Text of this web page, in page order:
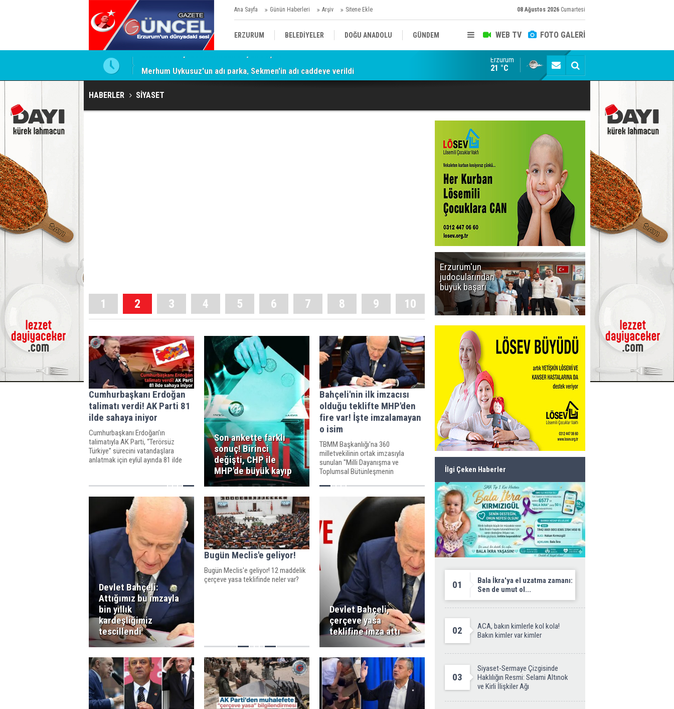
Ana Sayfa Günün Haberleri Arşiv Sitene Ekle 08 Ağustos 2026 Cumartesi
WEB TV FOTO GALERİ
ERZURUM BELEDİYELER DOĞU ANADOLU GÜNDEM
Merhum Uykusuz'un adı parka, Sekmen'in adı caddeye verildi Konuşanlar'a katıldı, söyledikleri başına iş açtı!
Erzurum
21 °C
HABERLER SİYASET
1 2 3 4 5 6 7 8 9 10
Cumhurbaşkanı Erdoğan
talimatı verdi! AK Parti 81
ilde sahaya iniyor
Cumhurbaşkanı Erdoğan’ın
talimatıyla AK Parti, “Terörsüz
Türkiye” sürecini vatandaşlara
anlatmak için eylül ayında 81 ilde
mağaraların boşaltılması ve lojistik
malzemelerin teslim edilmesi
Son ankette farklı
sonuç! Birinci
değişti, CHP ile
MHP'de büyük kayıp
Bahçeli'nin ilk imzacısı
olduğu teklifte MHP'den
fire var! İşte imzalamayan
o isim
TBMM Başkanlığı'na 360
milletvekilinin ortak imzasıyla
sunulan "Milli Dayanışma ve
Toplumsal Bütünleşmenin
Teklifi"nde MHP cephesinden dikkat
çeken bir eksiklik yaşandı.
Devlet Bahçeli:
Attığımız bu imzayla
bin yıllık
kardeşliğimiz
tescillendi
Bugün Meclis'e geliyor!
Bugün Meclis'e geliyor! 12 maddelik
çerçeve yasa teklifinde neler var?
Devlet Bahçeli,
çerçeve yasa
teklifine imza attı
Erzurum'un
judocularından
büyük başarı
İlgi Çeken Haberler
01
Bala İkra'ya el uzatma zamanı:
Sen de umut ol...
02
ACA, bakın kimlerle kol kola!
Bakın kimler var kimler
03
Siyaset-Sermaye Çizgisinde
Haklılığın Resmi: Selami Altınok
ve Kirli İlişkiler Ağı